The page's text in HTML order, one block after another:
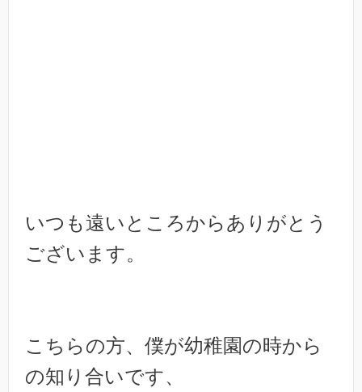
いつも遠いところからありがとう
ございます。
こちらの方、僕が幼稚園の時から
の知り合いです、